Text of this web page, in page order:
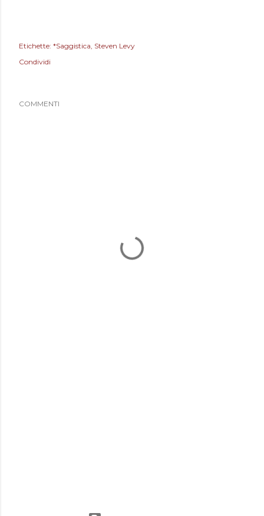
Etichette: *Saggistica Steven Levy
Condividi
COMMENTI